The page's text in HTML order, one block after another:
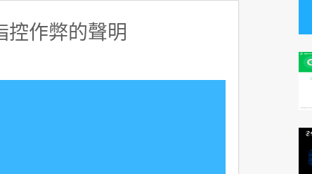
控作弊的聲明